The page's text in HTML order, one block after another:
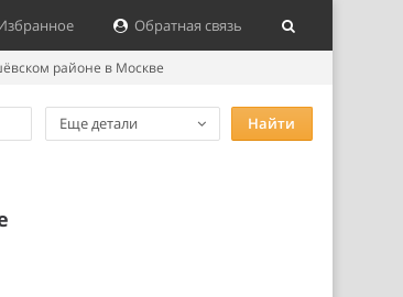
Обратная связь
районе в Москве
Еще детали Найти